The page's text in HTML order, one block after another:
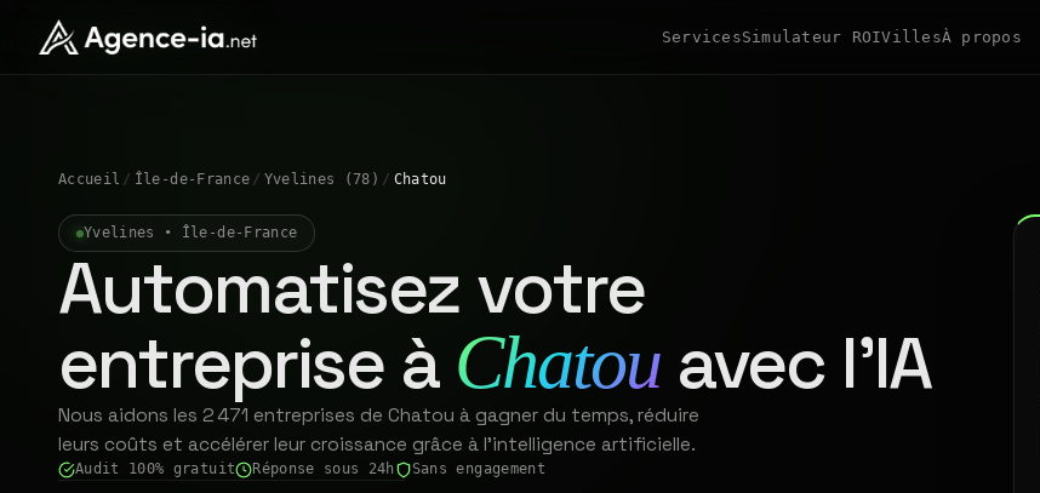
ServicesSimulateur ROIVillesÀ propos
Accueil / Île-de-France / Yvelines (78) / Chatou
Yvelines • Île-de-France
Automatisez votre
entreprise à Chatouavec l'IA
Nous aidons les 2 471 entreprises de Chatou à gagner du temps, réduire
leurs coûts et accélérer leur croissance grâce à l'intelligence artificielle.
Audit 100% gratuit Réponse sous 24h Sans engagement